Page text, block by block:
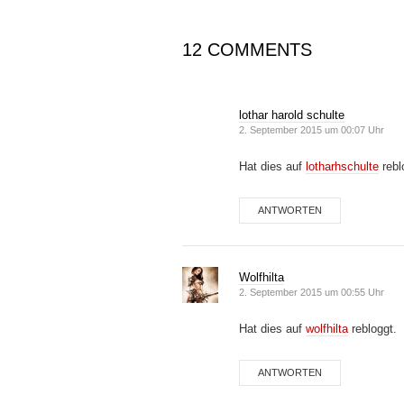
12 COMMENTS
lothar harold schulte
2. September 2015 um 00:07 Uhr
Hat dies auf lotharhschulte
ANTWORTEN
Wolfhilta
2. September 2015 um 00:55 Uhr
Hat dies auf wolfhilta rebloggt.
ANTWORTEN